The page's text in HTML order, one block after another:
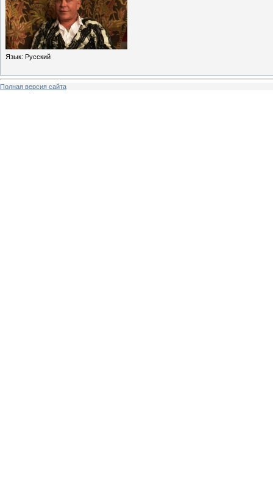
Язык: Русский
Полная версия сайта